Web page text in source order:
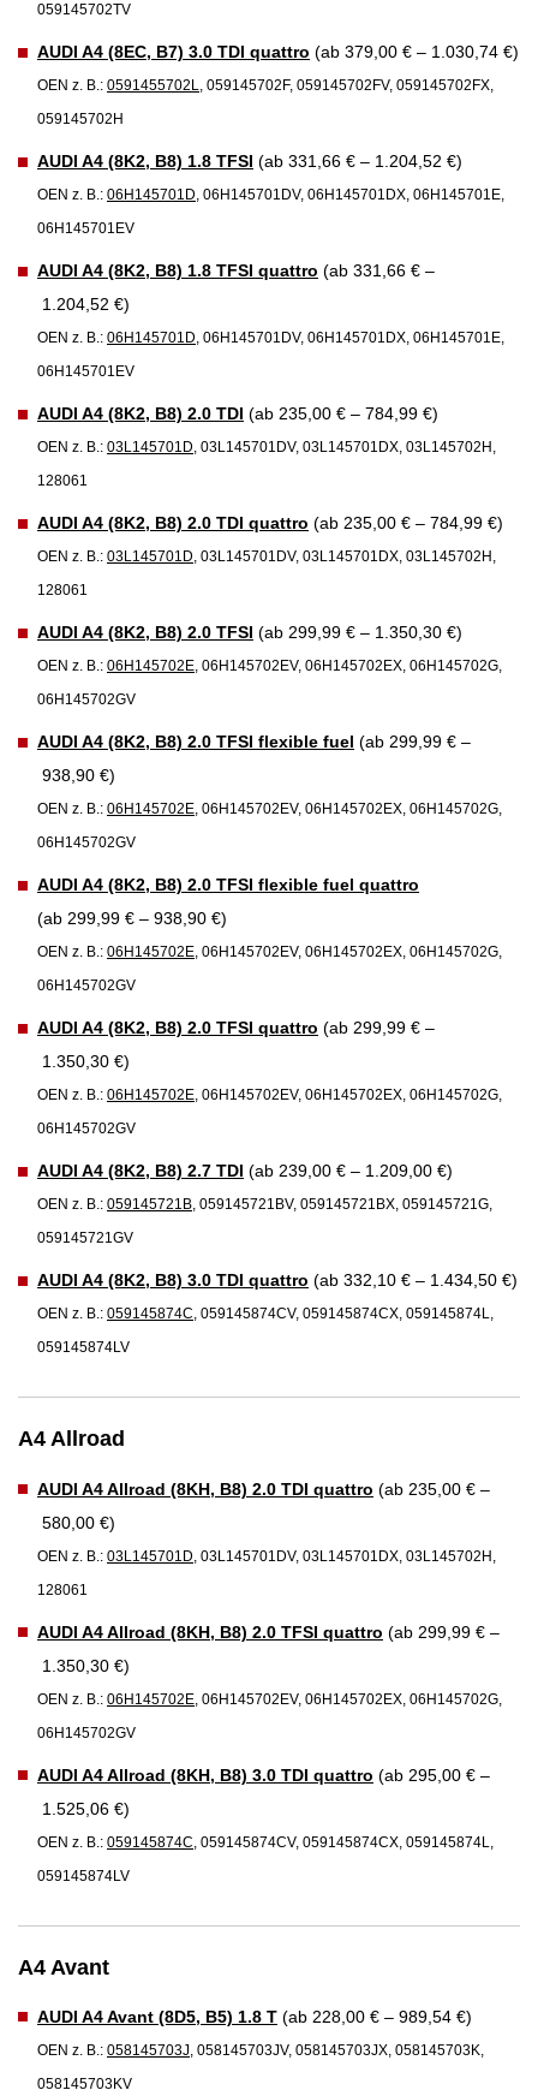
059145702TV
AUDI A4 (8EC, B7) 3.0 TDI quattro (ab 379,00 € – 1.030,74 €)
OEN z. B.: 0591455702L, 059145702F, 059145702FV, 059145702FX,
059145702H
AUDI A4 (8K2, B8) 1.8 TFSI (ab 331,66 € – 1.204,52 €)
OEN z. B.: 06H145701D, 06H145701DV, 06H145701DX, 06H145701E,
06H145701EV
AUDI A4 (8K2, B8) 1.8 TFSI quattro (ab 331,66 € –
1.204,52 €)
OEN z. B.: 06H145701D, 06H145701DV, 06H145701DX, 06H145701E,
06H145701EV
AUDI A4 (8K2, B8) 2.0 TDI (ab 235,00 € – 784,99 €)
OEN z. B.: 03L145701D, 03L145701DV, 03L145701DX, 03L145702H,
128061
AUDI A4 (8K2, B8) 2.0 TDI quattro (ab 235,00 € – 784,99 €)
OEN z. B.: 03L145701D, 03L145701DV, 03L145701DX, 03L145702H,
128061
AUDI A4 (8K2, B8) 2.0 TFSI (ab 299,99 € – 1.350,30 €)
OEN z. B.: 06H145702E, 06H145702EV, 06H145702EX, 06H145702G,
06H145702GV
AUDI A4 (8K2, B8) 2.0 TFSI flexible fuel (ab 299,99 € –
938,90 €)
OEN z. B.: 06H145702E, 06H145702EV, 06H145702EX, 06H145702G,
06H145702GV
AUDI A4 (8K2, B8) 2.0 TFSI flexible fuel quattro
(ab 299,99 € – 938,90 €)
OEN z. B.: 06H145702E, 06H145702EV, 06H145702EX, 06H145702G,
06H145702GV
AUDI A4 (8K2, B8) 2.0 TFSI quattro (ab 299,99 € –
1.350,30 €)
OEN z. B.: 06H145702E, 06H145702EV, 06H145702EX, 06H145702G,
06H145702GV
AUDI A4 (8K2, B8) 2.7 TDI (ab 239,00 € – 1.209,00 €)
OEN z. B.: 059145721B, 059145721BV, 059145721BX, 059145721G,
059145721GV
AUDI A4 (8K2, B8) 3.0 TDI quattro (ab 332,10 € – 1.434,50 €)
OEN z. B.: 059145874C, 059145874CV, 059145874CX, 059145874L,
059145874LV
A4 Allroad
AUDI A4 Allroad (8KH, B8) 2.0 TDI quattro (ab 235,00 € –
580,00 €)
OEN z. B.: 03L145701D , 03L145701DV, 03L145701DX, 03L145702H,
128061
AUDI A4 Allroad (8KH, B8) 2.0 TFSI quattro (ab 299,99 € –
1.350,30 €)
OEN z. B.: 06H145702E , 06H145702EV, 06H145702EX, 06H145702G,
06H145702GV
AUDI A4 Allroad (8KH, B8) 3.0 TDI quattro (ab 295,00 € –
1.525,06 €)
OEN z. B.: 059145874C , 059145874CV, 059145874CX, 059145874L,
059145874LV
A4 Avant
AUDI A4 Avant (8D5, B5) 1.8 T (ab 228,00 € – 989,54 €)
OEN z. B.: 058145703J , 058145703JV, 058145703JX, 058145703K,
058145703KV